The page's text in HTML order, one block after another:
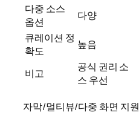
다중 소스
옵션
다양
큐레이션 정
확도
높음
비고
공식 권리 소
스 우선
자막/멀티뷰/다중 화면 지원